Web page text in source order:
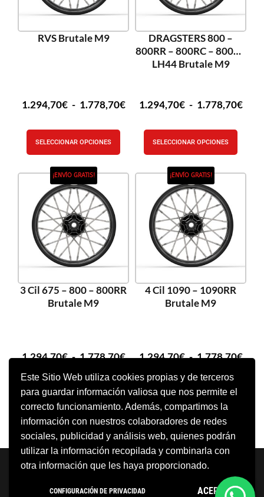
Este Sitio Web utiliza cookies propias y de terceros
para guardar información valiosa que nos permite el
correcto funcionamiento. Además, compartimos la
información con nuestros colaboradores de redes
sociales, publicidad y análisis web, quienes podrán
utilizar la información recopilada y combinarla con
otra información que les haya proporcionado.
CONFIGURACIÓN DE PRIVACIDAD ACEPTO
RVS Brutale M9
1.294,70€ - 1.778,70€
SELECCIONAR OPCIONES
DRAGSTERS 800 –
800RR – 800RC – 800RR
LH44 Brutale M9
1.294,70€ - 1.778,70€
SELECCIONAR OPCIONES
¡ENVÍO GRATIS!
3 Cil 675 – 800 – 800RR
Brutale M9
1.294,70€ - 1.778,70€
SELECCIONAR OPCIONES
¡ENVÍO GRATIS!
4 Cil 1090 – 1090RR
Brutale M9
1.294,70€ - 1.778,70€
SELECCIONAR OPCIONES
Neve | Funciona gracias a WordPress